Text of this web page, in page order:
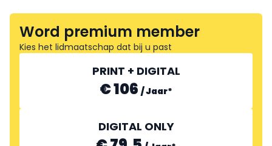
Word premium member
Kies het lidmaatschap dat bij u past
PRINT + DIGITAL
€ 106 /Jaar*
DIGITAL ONLY